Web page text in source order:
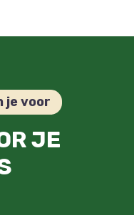
je voor
JE